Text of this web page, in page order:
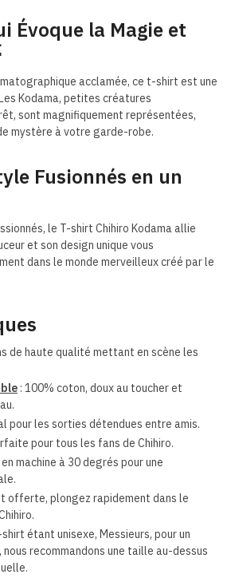
Évoque la Magie et
acclamée, ce t-shirt est une
Kodama, petites créatures
sont magnifiquement représentées,
mystère à votre garde-robe.
Fusionnés en un
le T-shirt Chihiro Kodama allie
et son design unique vous
dans le monde merveilleux créé par le
de haute qualité mettant en scène les
: 100% coton, doux au toucher et
pour les sorties détendues entre amis.
pour tous les fans de Chihiro.
machine à 30 degrés pour une
offerte, plongez rapidement dans le
étant unisexe, Messieurs, pour un
recommandons une taille au-dessus